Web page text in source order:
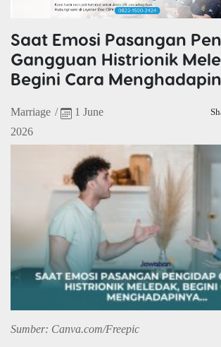
Saat Emosi Pasangan
Gangguan Histrionik
Begini Cara
Marriage /
1 June
2026
Sumber: Canva.com/Freepic